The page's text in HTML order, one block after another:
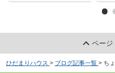
ページ
ひだまりハウス > ブログ記事一覧 > ち